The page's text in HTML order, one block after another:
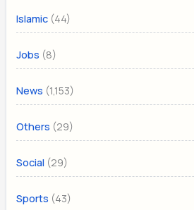
Islamic (44)
Jobs (8)
News (1,153)
Others (29)
Social (29)
Sports (43)